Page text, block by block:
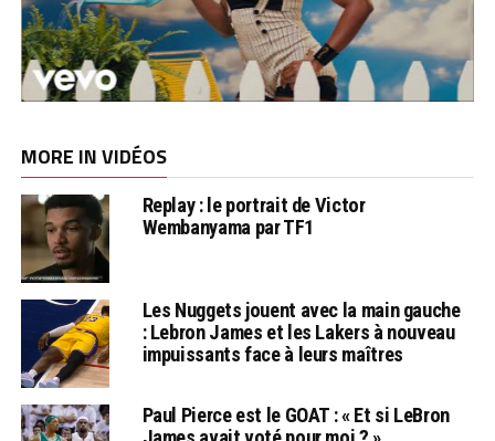
MORE IN VIDÉOS
Replay : le portrait de Victor
Wembanyama par TF1
Les Nuggets jouent avec la main gauche
: Lebron James et les Lakers à nouveau
impuissants face à leurs maîtres
Paul Pierce est le GOAT : « Et si LeBron